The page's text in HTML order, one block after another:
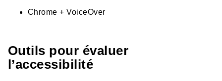
Chrome + VoiceOver
Outils pour évaluer
l’accessibilité